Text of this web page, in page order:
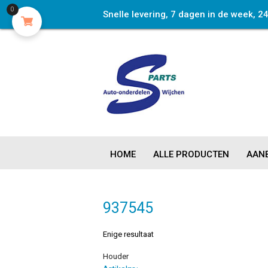
Snelle levering, 7 dagen in de week,
HOME ALLE PRODUCTEN
937545
Enige resultaat
Houder
0